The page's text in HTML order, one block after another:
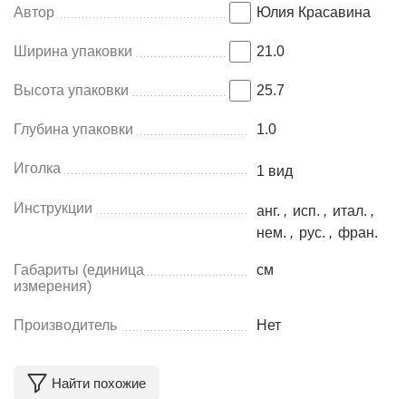
Автор Юлия Красавина
Ширина упаковки 21.0
Высота упаковки 25.7
Глубина упаковки 1.0
Иголка 1 вид
Инструкции анг. , исп. , итал. ,
нем. , рус. , фран.
Габариты (единица
измерения)
см
Производитель Нет
Найти похожие